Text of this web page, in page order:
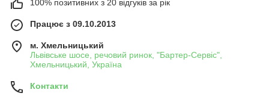
100% позитивних з 20 відгуків за рік
Працює з 09.10.2013
м. Хмельницький
Львівське шосе, речовий ринок, "Бартер-Сервіс",
Хмельницький, Україна
Контакти